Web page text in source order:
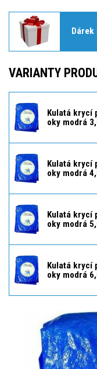
VARIANTY
Kulatá krycí
oky modrá
Kulatá krycí
oky modrá
Kulatá krycí
oky modrá
Kulatá krycí
oky modrá